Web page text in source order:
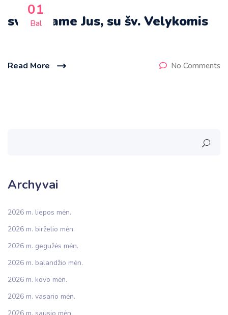
01
Bal
sveikiname Jus, su šv. Velykomis
Read More No Comments
Archyvai
2026 m. liepos mėn.
2026 m. birželio mėn.
2026 m. gegužės mėn.
2026 m. balandžio mėn.
2026 m. kovo mėn.
2026 m. vasario mėn.